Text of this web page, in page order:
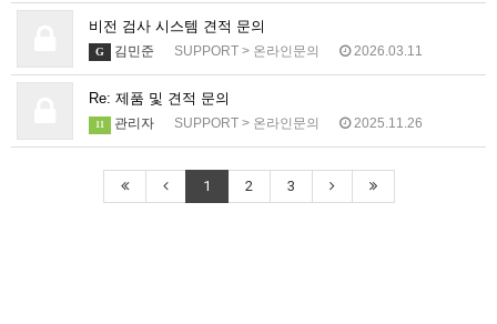
비전 검사 시스템 견적 문의
G 김민준 SUPPORT > 온라인문의 2026.03.11
Re: 제품 및 견적 문의
11 관리자 SUPPORT > 온라인문의 2025.11.26
1 2 3